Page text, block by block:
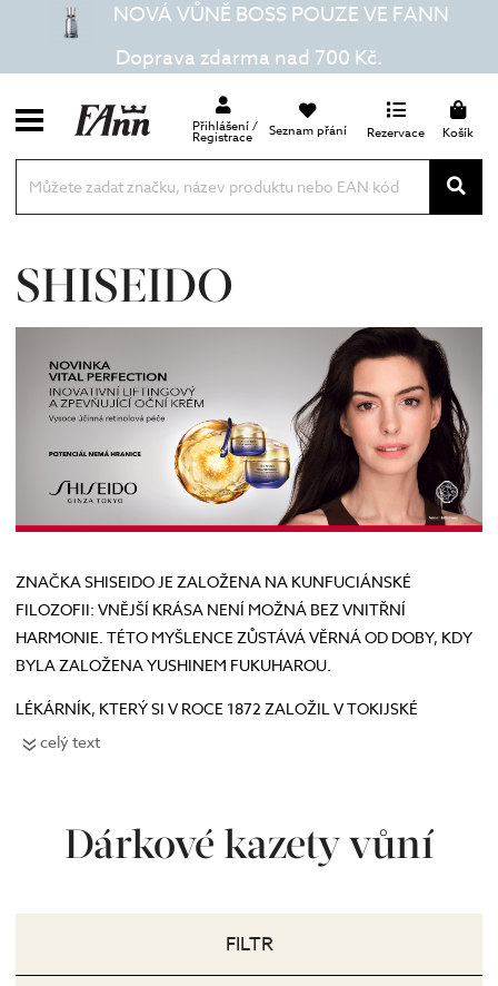
NOVÁ VŮNĚ BOSS POUZE VE FANN
Doprava zdarma nad 700 Kč.
Přihlášení /
Registrace Seznam přání Rezervace Košík
SHISEIDO
ZNAČKA SHISEIDO JE ZALOŽENA NA KUNFUCIÁNSKÉ
FILOZOFII: VNĚJŠÍ KRÁSA NENÍ MOŽNÁ BEZ VNITŘNÍ
HARMONIE. TÉTO MYŠLENCE ZŮSTÁVÁ VĚRNÁ OD DOBY, KDY
BYLA ZALOŽENA YUSHINEM FUKUHAROU.
LÉKÁRNÍK, KTERÝ SI V ROCE 1872 ZALOŽIL V TOKIJSKÉ
NÁKUPNÍ ULICI GINZA PRVNÍ LÉKÁRNU V ZÁPADNÍM STYLU,
K LÍDRŮM V PÉČI O PLEŤ.
jako na bod celého těla, který je v kontaktu s vnějším světem. Náš
výzkum se zaměřuje na interakci pokožky se třemi základními
systémy, které ji ovlivňují: IMUNITNÍ, NERVOVÝ A CÉVNÍ
celý text
Dárkové kazety vůní
FILTR